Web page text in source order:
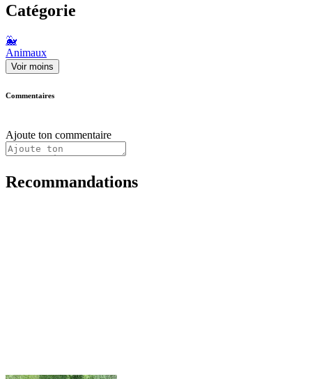
Catégorie
🐳
Animaux
Voir moins
Commentaires
Ajoute ton commentaire
Recommandations